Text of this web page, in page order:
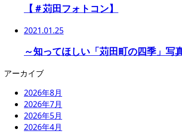
【＃苅田フォトコン】
2021.01.25
～知ってほしい「苅田町の四季」写
アーカイブ
2026年8月
2026年7月
2026年5月
2026年4月